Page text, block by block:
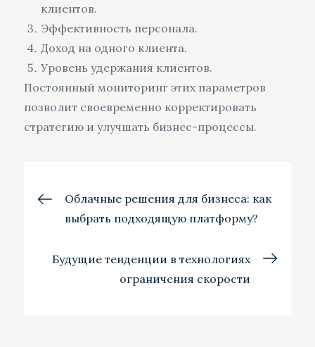
клиентов.
Эффективность персонала.
Доход на одного клиента.
Уровень удержания клиентов.
Постоянный мониторинг этих параметров
позволит своевременно корректировать
стратегию и улучшать бизнес-процессы.
Навигация
по
записям
Облачные решения для бизнеса: как
выбрать подходящую платформу?
Будущие тенденции в технологиях
ограничения скорости